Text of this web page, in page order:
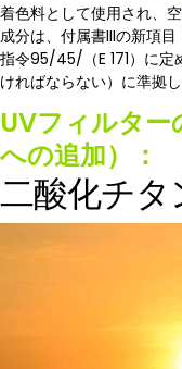
着色料として使用され、
成分は、付属書IIIの新項
指令95/45/（E 171）に定
ければならない）に準拠
UVフィルター
への追加）：
二酸化チタ